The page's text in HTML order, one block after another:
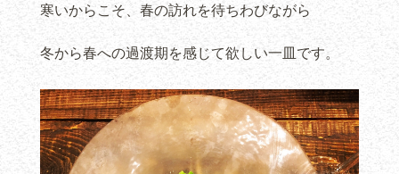
寒いからこそ、春の訪れを待ちわびながら
冬から春への過渡期を感じて欲しい一皿です。